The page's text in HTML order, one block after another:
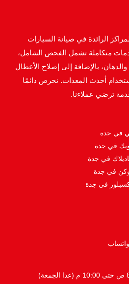
الرائدة في صيانة السيارات
متكاملة تشمل الفحص الشامل،
بالإضافة إلى إصلاح الأعطال
أحدث المعدات. نحرص دائمًا
ترضي عملاءنا.
في جدة
في جدة
في جدة
في جدة
في جدة
واتساب